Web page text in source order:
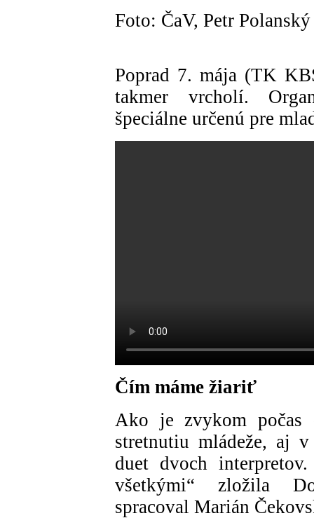
Foto: ČaV, Petr Polanský
Poprad 7. mája (TK
takmer vrcholí.
špeciálne určenú pre
Čím máme žiariť
Ako je zvykom počas
stretnutiu mládeže, aj
duet dvoch
všetkými“ zložila
spracoval Marián